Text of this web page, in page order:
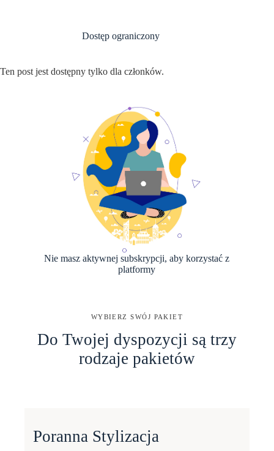
Dostęp ograniczony
Ten post jest dostępny tylko dla członków.
Nie masz aktywnej subskrypcji, aby korzystać z
platformy
WYBIERZ SWÓJ PAKIET
Do Twojej dyspozycji są trzy
rodzaje pakietów
Poranna Stylizacja